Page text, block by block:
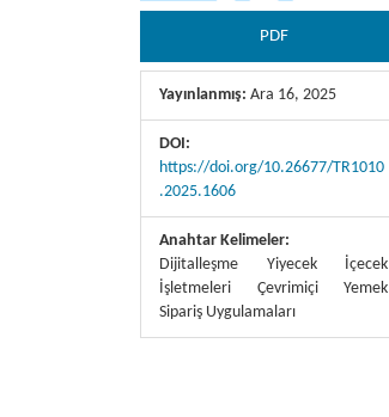
PDF
Yayınlanmış: Ara 16, 2025
DOI:
https://doi.org/10.26677/TR1010
.2025.1606
Anahtar Kelimeler:
Dijitalleşme Yiyecek İçecek
İşletmeleri Çevrimiçi Yemek
Sipariş Uygulamaları